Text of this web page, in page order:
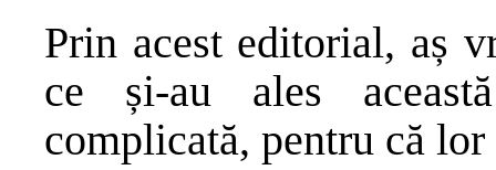
Prin acest editorial, aș
ce și-au ales
complicată, pentru că